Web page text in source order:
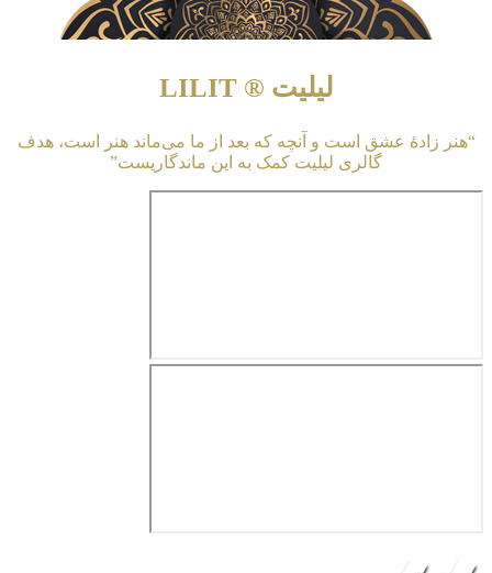
لیلیت ® LILIT
“هنر زادهٔ عشق است و آنچه که بعد از ما می‌ماند هنر است، هدف
گالری لیلیت کمک به این ماندگاریست”